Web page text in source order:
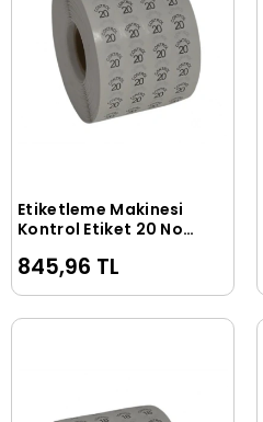
Sepete Ekle
Etiketleme Makinesi
Kontrol Etiket 20 No
845,96 TL